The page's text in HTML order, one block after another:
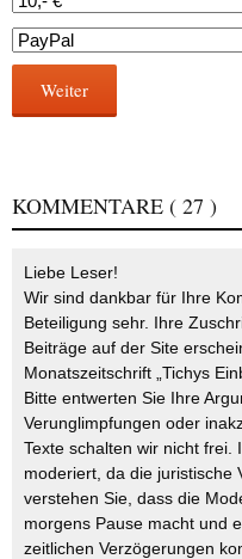
Weiter
KOMMENTARE ( 27 )
Liebe Leser!
Wir sind dankbar für Ihre
Beteiligung sehr. Ihre
Beiträge auf der Site
Monatszeitschrift „Tichys
Bitte entwerten Sie Ihre
Verunglimpfungen oder
Texte schalten wir nicht frei.
moderiert, da die juristische
verstehen Sie, dass die
morgens Pause macht und
zeitlichen Verzögerungen